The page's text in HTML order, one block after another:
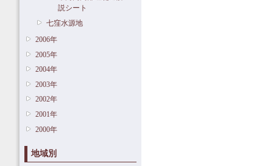
説シート
七窪水源地
2006年
2005年
2004年
2003年
2002年
2001年
2000年
地域別